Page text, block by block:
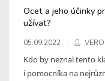
Ocet a jeho účinky
užívat?
05.09.2022
Kdo by neznal tento
i pomocníka na